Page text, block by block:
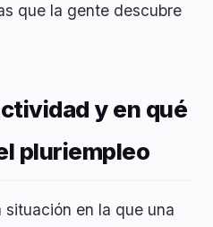
que la gente descubre
y en qué
pluriempleo
situación en la que una